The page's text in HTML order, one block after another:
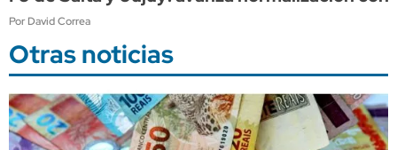
Por David Correa
Otras noticias